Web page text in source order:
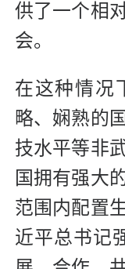
供了一个相
会。
在这种情况
略、娴熟的
技水平等非
国拥有强大
范围内配置
近平总书记